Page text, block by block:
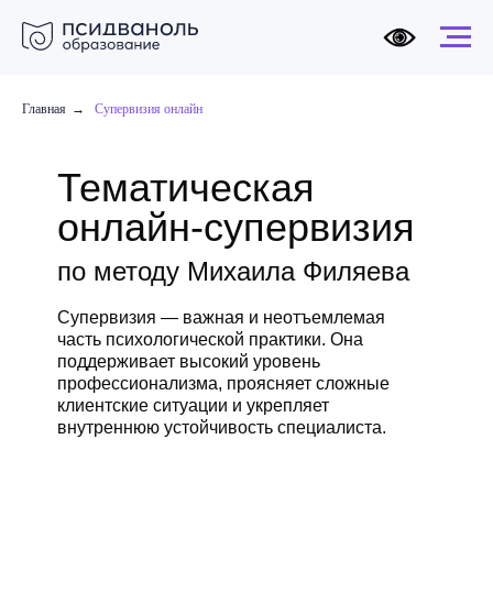
Главная → Супервизия онлайн
Тематическая
онлайн-супервизия
по методу Михаила Филяева
Супервизия — важная и неотъемлемая
часть психологической практики. Она
поддерживает высокий уровень
профессионализма, проясняет сложные
клиентские ситуации и укрепляет
внутреннюю устойчивость специалиста.